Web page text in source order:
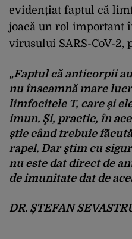
evidențiat faptul că
joacă un rol important
virusului SARS-CoV-2,
„Faptul că anticorpii
nu înseamnă mare
limfocitele T, care şi
imun. Şi, practic, în
ştie când trebuie
rapel. Dar ştim cu
nu este dat direct de
de imunitate dat de
DR. ȘTEFAN